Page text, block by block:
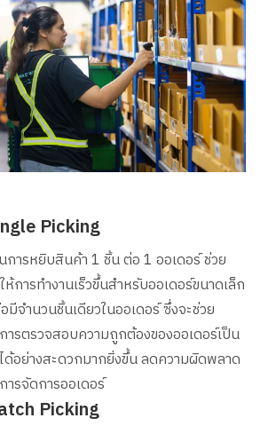
Picking
การหยิบสินค้า 1 ชิ้น ต่อ 1 ออเดอร์ ช่วย
ห้การทำงานเร็วขึ้นสำหรับออเดอร์ขนาดเล็ก
มีจำนวนชิ้นเดียวในออเดอร์ ซึ่งจะช่วย
ารตรวจสอบความถูกต้องของออเดอร์เป็น
ด้อย่างสะดวกมากยิ่งขึ้น ลดความผิดพลาด
ารจัดการออเดอร์
Picking